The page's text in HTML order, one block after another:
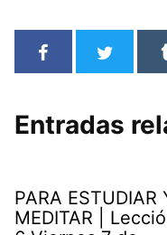
Entradas
PARA ESTUDIAR
MEDITAR |